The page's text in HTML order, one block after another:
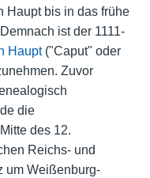
Haupt bis in das frühe
ist der 1111-
Haupt("Caput" oder
Zuvor
die
des 12.
Reichs- und
um Weißenburg-